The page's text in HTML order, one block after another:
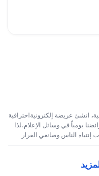
انشئ عريضة إلكترونيةاحترافية
يومياً في وسائل الإعلام،لذا
الناس وصانعي القرار